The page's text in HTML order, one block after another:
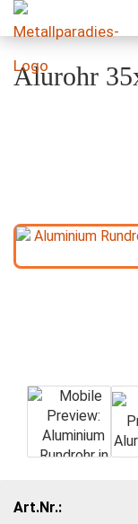
Alurohr
Art.Nr.: